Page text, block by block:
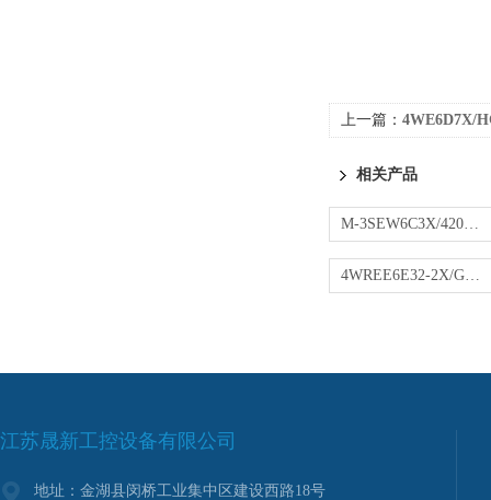
上一篇： 4WE6D7X/
相关产品
M-3SEW6C3X/420MG24N9K4力士乐现货球阀
4WREE6E32-2X/G24K31/A1V-204XV比例阀
江苏晟新工控设备有限公司
地址：金湖县闵桥工业集中区建设西路18号